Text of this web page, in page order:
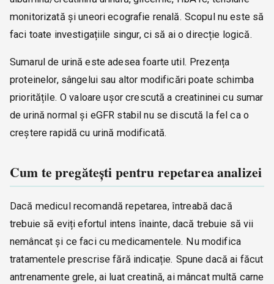
monitorizată și uneori ecografie renală. Scopul nu este să
faci toate investigațiile singur, ci să ai o direcție logică.
Sumarul de urină este adesea foarte util. Prezența
proteinelor, sângelui sau altor modificări poate schimba
prioritățile. O valoare ușor crescută a creatininei cu sumar
de urină normal și eGFR stabil nu se discută la fel ca o
creștere rapidă cu urină modificată.
Cum te pregătești pentru repetarea analizei
Dacă medicul recomandă repetarea, întreabă dacă
trebuie să eviți efortul intens înainte, dacă trebuie să vii
nemâncat și ce faci cu medicamentele. Nu modifica
tratamentele prescrise fără indicație. Spune dacă ai făcut
antrenamente grele, ai luat creatină, ai mâncat multă carne